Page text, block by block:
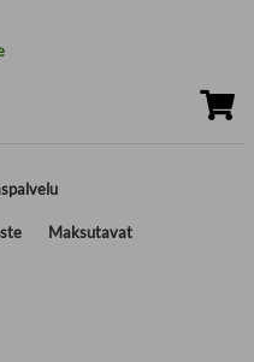
Maksutavat